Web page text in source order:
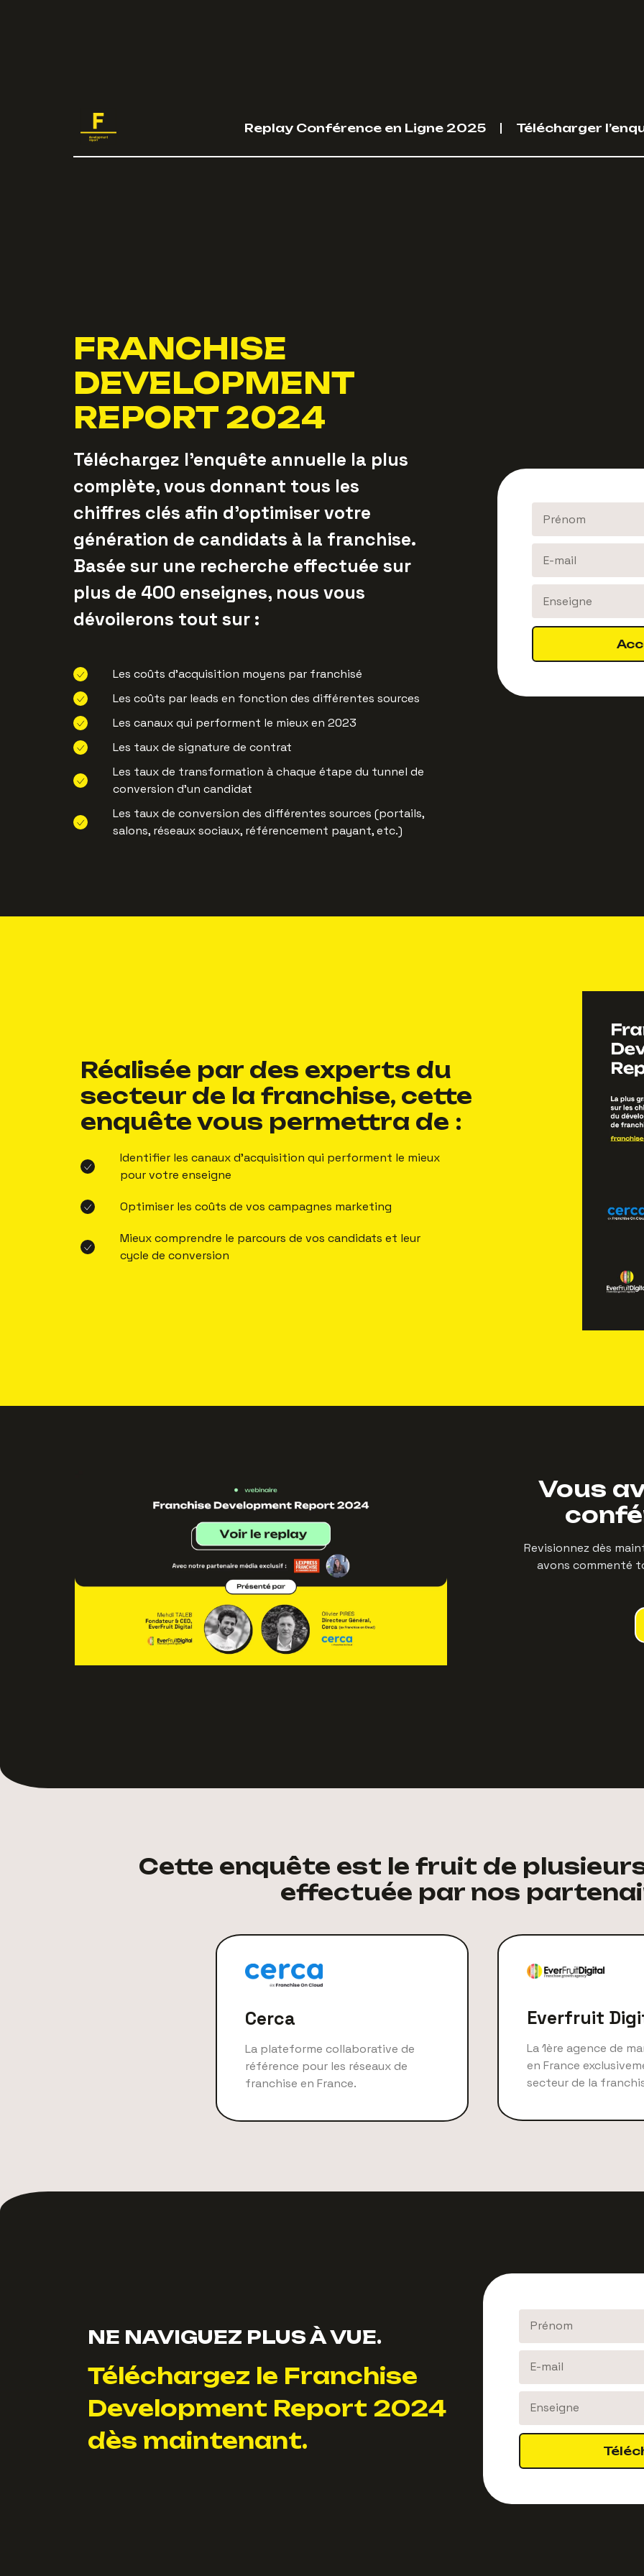
Replay Conférence en Ligne 2025 Télécharger
FRANCHISE
DEVELOPMENT
REPORT 2024
Téléchargez l'enquête annuelle la plus
complète, vous donnant tous les
chiffres clés afin d'optimiser votre
génération de candidats à la franchise.
Basée sur une recherche effectuée sur
plus de 400 enseignes, nous vous
dévoilerons tout sur :
Les coûts d’acquisition moyens par franchisé
Les coûts par leads en fonction des différentes sources
Les canaux qui performent le mieux en 2023
Les taux de signature de contrat
Les taux de transformation à chaque étape du tunnel de
conversion d'un candidat
Les taux de conversion des différentes sources (portails,
salons, réseaux sociaux, référencement payant, etc.)
Réalisée par des experts du
secteur de la franchise, cette
enquête vous permettra de :
Identifier les canaux d'acquisition qui performent le mieux
pour votre enseigne
Optimiser les coûts de vos campagnes marketing
Mieux comprendre le parcours de vos candidats et leur
cycle de conversion
Vous
Revisionnez dès
avons commenté
Cette enquête est le fruit de
effectuée par nos
Cerca
La plateforme collaborative de
référence pour les réseaux de
franchise en France.
Everfruit
La 1ère agence de
en France
secteur de la
NE NAVIGUEZ PLUS À VUE.
Téléchargez le Franchise
Development Report 2024
dès maintenant.